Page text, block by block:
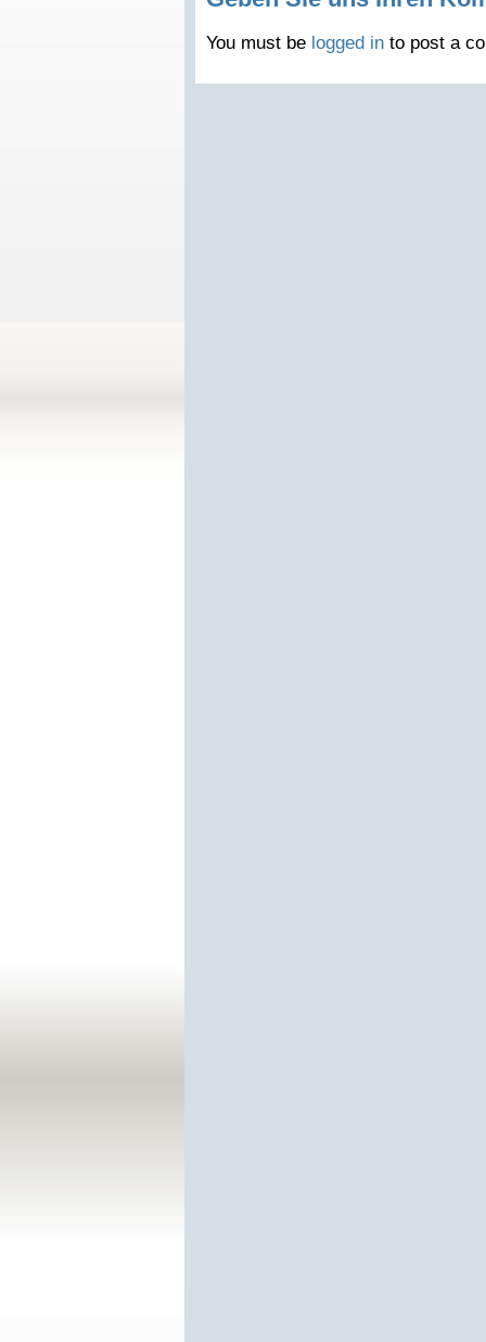
You must be logged in to post a